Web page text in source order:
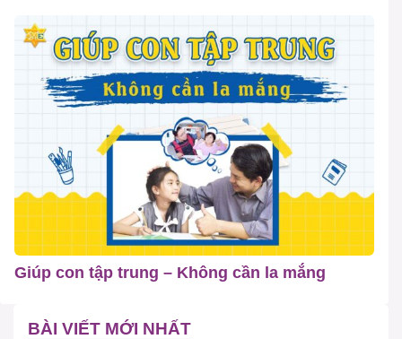
Giúp con tập trung – Không cần la mắng
BÀI VIẾT MỚI NHẤT